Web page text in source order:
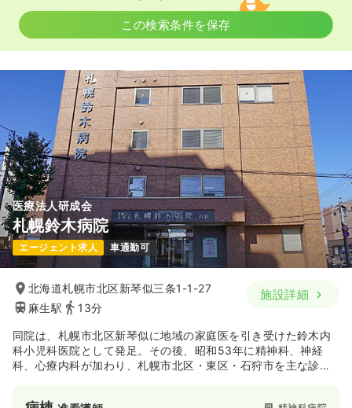
時給1,100円〜
8:45～18:00
日祝休み
時給1,300円以上可
気になる 詳細を見る
この検索条件を保存
医療法人研成会
札幌鈴木病院
エージェント求人 車通勤可
北海道札幌市北区新琴似三条1-1-27
麻生駅
13分
施設詳細
同院は、札幌市北区新琴似に地域の家庭医を引き受けた鈴木内
科小児科医院として発足。その後、昭和53年に精神科、神経
科、心療内科が加わり、札幌市北区・東区・石狩市を主な診療